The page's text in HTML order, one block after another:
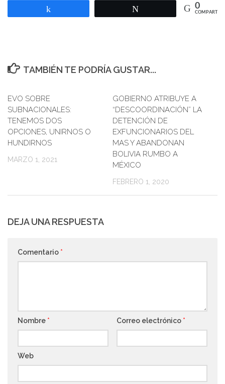
0
COMPARTIR
TAMBIÉN TE PODRÍA GUSTAR...
EVO SOBRE
SUBNACIONALES:
TENEMOS DOS
OPCIONES, UNIRNOS O
HUNDIRNOS
MARZO 1, 2021
GOBIERNO ATRIBUYE A
“DESCOORDINACIÓN” LA
DETENCIÓN DE
EXFUNCIONARIOS DEL
MAS Y ABANDONAN
BOLIVIA RUMBO A
MÉXICO
FEBRERO 1, 2020
DEJA UNA RESPUESTA
Comentario *
Nombre * Correo electrónico *
Web